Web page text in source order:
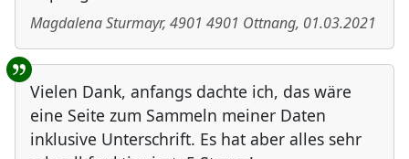
Magdalena Sturmayr, 4901 4901 Ottnang, 01.03.2021
Vielen Dank, anfangs dachte ich, das wäre
eine Seite zum Sammeln meiner Daten
inklusive Unterschrift. Es hat aber alles sehr